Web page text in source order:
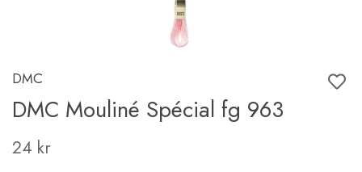
DMC
DMC Mouliné Spécial fg 963
24 kr